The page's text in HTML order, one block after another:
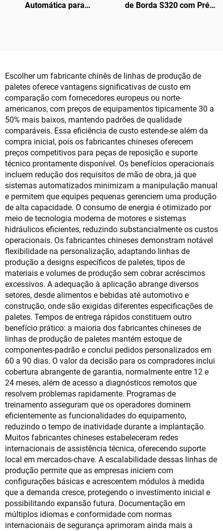
Automática para
de Borda S320 com Pré-
Escolher um fabricante chinês de linhas de produção de
paletes oferece vantagens significativas de custo em
comparação com fornecedores europeus ou norte-
americanos, com preços de equipamentos tipicamente 30 a
50% mais baixos, mantendo padrões de qualidade
comparáveis. Essa eficiência de custo estende-se além da
compra inicial, pois os fabricantes chineses oferecem
preços competitivos para peças de reposição e suporte
técnico prontamente disponível. Os benefícios operacionais
incluem redução dos requisitos de mão de obra, já que
sistemas automatizados minimizam a manipulação manual
e permitem que equipes pequenas gerenciem uma produção
de alta capacidade. O consumo de energia é otimizado por
meio de tecnologia moderna de motores e sistemas
hidráulicos eficientes, reduzindo substancialmente os custos
operacionais. Os fabricantes chineses demonstram notável
flexibilidade na personalização, adaptando linhas de
produção a designs específicos de paletes, tipos de
materiais e volumes de produção sem cobrar acréscimos
excessivos. A adequação à aplicação abrange diversos
setores, desde alimentos e bebidas até automotivo e
construção, onde são exigidas diferentes especificações de
paletes. Tempos de entrega rápidos constituem outro
benefício prático: a maioria dos fabricantes chineses de
linhas de produção de paletes mantém estoque de
componentes-padrão e conclui pedidos personalizados em
60 a 90 dias. O valor da decisão para os compradores inclui
cobertura abrangente de garantia, normalmente entre 12 e
24 meses, além de acesso a diagnósticos remotos que
resolvem problemas rapidamente. Programas de
treinamento asseguram que os operadores dominem
eficientemente as funcionalidades do equipamento,
reduzindo o tempo de inatividade durante a implantação.
Muitos fabricantes chineses estabeleceram redes
internacionais de assistência técnica, oferecendo suporte
local em mercados-chave. A escalabilidade dessas linhas de
produção permite que as empresas iniciem com
configurações básicas e acrescentem módulos à medida
que a demanda cresce, protegendo o investimento inicial e
possibilitando expansão futura. Documentação em
múltiplos idiomas e conformidade com normas
internacionais de segurança aprimoram ainda mais a